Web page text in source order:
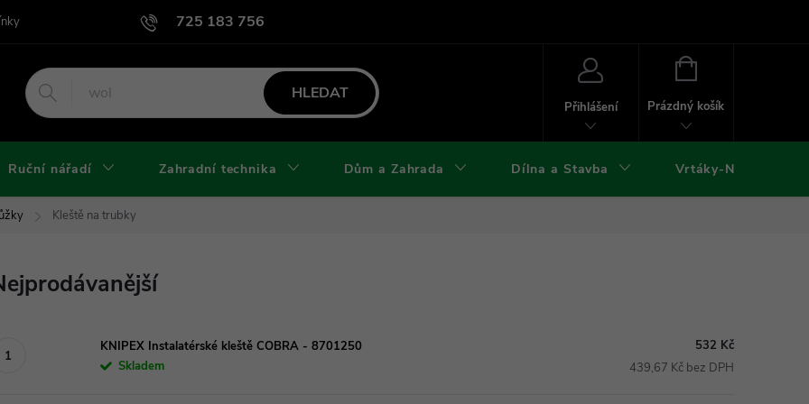
725 183 756
Podmínky užití webu Podmínky ochrany osobních údajů a cookies
HLEDAT
Přihlášení
NÁKUPNÍ
Prázdný košík
Ruční nářadí Zahradní technika Dům a Zahrada Dílna a Stavba Vrtáky-Nástroje
Kleště na trubky
KNIPEX Instalatérské kleště COBRA - 8701250
Skladem
532 Kč
439,67 Kč bez DPH